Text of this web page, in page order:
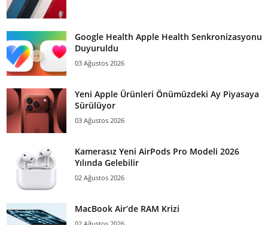
Google Health Apple Health Senkronizasyonu
Duyuruldu
03 Ağustos 2026
Yeni Apple Ürünleri Önümüzdeki Ay Piyasaya
Sürülüyor
03 Ağustos 2026
Kamerasız Yeni AirPods Pro Modeli 2026
Yılında Gelebilir
02 Ağustos 2026
MacBook Air’de RAM Krizi